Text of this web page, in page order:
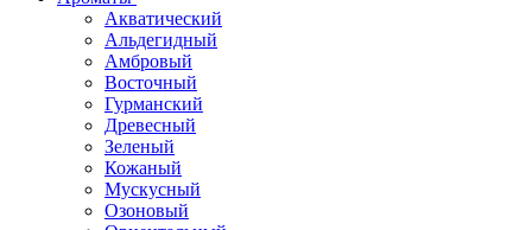
Акватический
Альдегидный
Амбровый
Восточный
Гурманский
Древесный
Зеленый
Кожаный
Мускусный
Озоновый